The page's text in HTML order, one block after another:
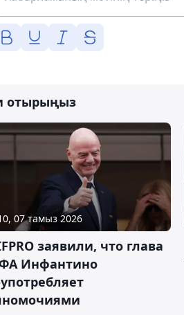
отырыңыз
07 тамыз 2026
заявили, что глава
Инфантино